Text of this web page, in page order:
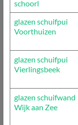
schoorl
glazen schuifpui
Voorthuizen
glazen schuifpui
Vierlingsbeek
glazen schuifwand
Wijk aan Zee